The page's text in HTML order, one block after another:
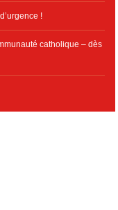
!
catholique – dès